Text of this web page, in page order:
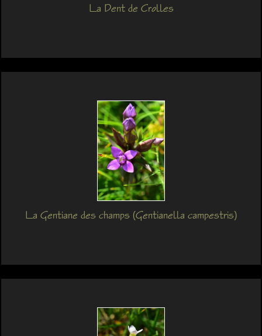
La Dent de Crolles
La Gentiane des champs (Gentianella campestris)